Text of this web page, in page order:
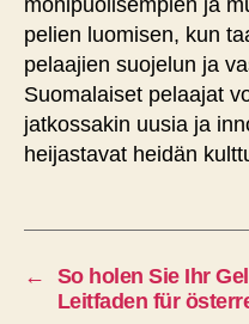
monipuolisempien ja
pelien luomisen, kun
pelaajien suojelun ja
Suomalaiset pelaajat
jatkossakin uusia ja
heijastavat heidän
←
So holen Sie Ihr
Leitfaden für